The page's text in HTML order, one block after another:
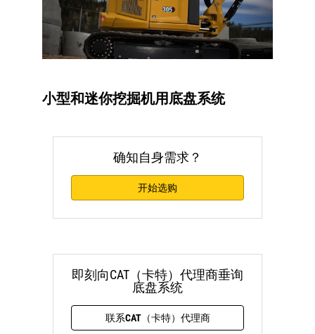
小型和迷你挖掘机用底盘系统
确知自身需求？
开始选购
即刻向CAT（卡特）代理商垂询
底盘系统
联系CAT（卡特）代理商